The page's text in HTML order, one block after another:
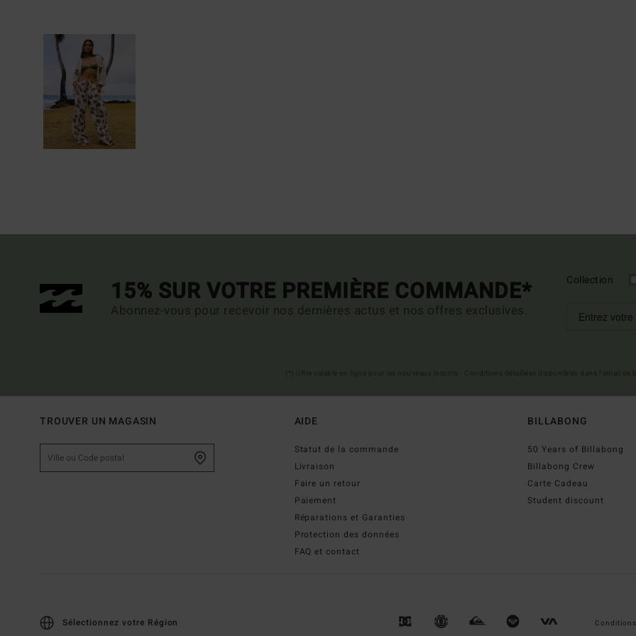
15% SUR VOTRE PREMIÈRE COMMANDE*
Abonnez-vous pour recevoir nos dernières actus et nos offres exclusives.
Collection
TROUVER UN MAGASIN AIDE
Statut de la commande
Livraison
Faire un retour
Paiement
Réparations et Garanties
Protection des données
FAQ et contact
BILLABONG
50 Years of Billabong
Billabong Crew
Carte Cadeau
Student discount
Sélectionnez votre Région